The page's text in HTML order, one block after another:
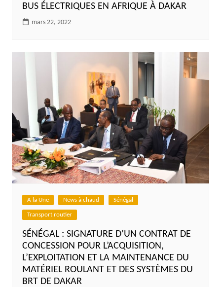
BUS ÉLECTRIQUES EN AFRIQUE À DAKAR
mars 22, 2022
A la Une News à chaud Sénégal
Transport routier
SÉNÉGAL : SIGNATURE D’UN CONTRAT DE
CONCESSION POUR L’ACQUISITION,
L’EXPLOITATION ET LA MAINTENANCE DU
MATÉRIEL ROULANT ET DES SYSTÈMES DU
BRT DE DAKAR